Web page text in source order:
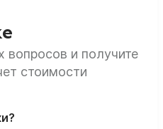
вопросов и получите
стоимости